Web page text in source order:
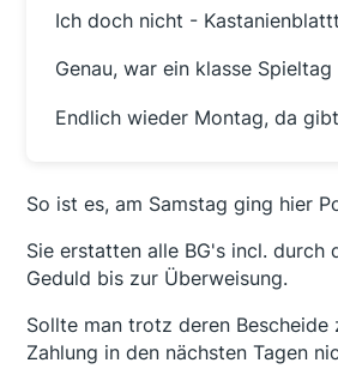
Ich doch nicht -
Genau, war ein klasse Spieltag
Endlich wieder Montag, da
So ist es, am Samstag ging hier
Sie erstatten alle BG's incl. durch
Geduld bis zur Überweisung.
Sollte man trotz deren Bescheide
Zahlung in den nächsten Tagen